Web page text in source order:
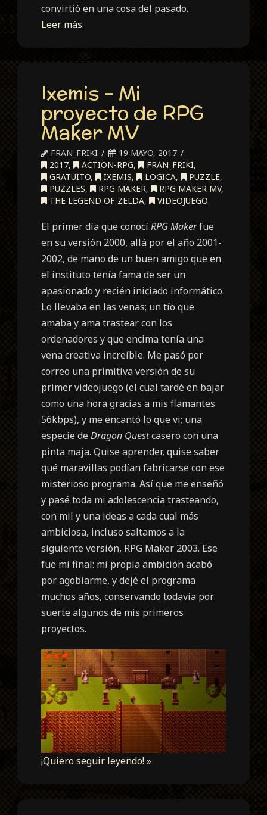
convirtió en una cosa del pasado.
Leer más.
Ixemis – Mi
proyecto de RPG
Maker MV
FRAN_FRIKI
19 MAYO, 2017
2017, ACTION-RPG, FRAN_FRIKI,
GRATUITO, IXEMIS, LOGICA, PUZZLE,
PUZZLES, RPG MAKER, RPG MAKER MV,
THE LEGEND OF ZELDA, VIDEOJUEGO
El primer día que conocíRPG Makerfue
en su versión 2000, allá por el año 2001-
2002, de mano de un buen amigo que en
el instituto tenía fama de ser un
apasionado y recién iniciado informático.
Lo llevaba en las venas; un tío que
amaba y ama trastear con los
ordenadores y que encima tenía una
vena creativa increíble. Me pasó por
correo una primitiva versión de su
primer videojuego (el cual tardé en bajar
como una hora gracias a mis flamantes
56kbps), y me encantó lo que vi; una
especie deDragon Questcasero con una
pinta maja. Quise aprender, quise saber
qué maravillas podían fabricarse con ese
misterioso programa. Así que me enseñó
y pasé toda mi adolescencia trasteando,
con mil y una ideas a cada cual más
ambiciosa, incluso saltamos a la
siguiente versión, RPG Maker 2003. Ese
fue mi final: mi propia ambición acabó
por agobiarme, y dejé el programa
muchos años, conservando todavía por
suerte algunos de mis primeros
proyectos.
¡Quiero seguir leyendo! »